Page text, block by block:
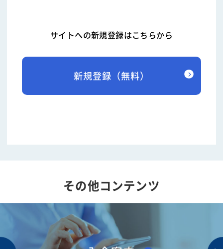
サイトへの新規登録はこちらから
新規登録（無料）
その他コンテンツ